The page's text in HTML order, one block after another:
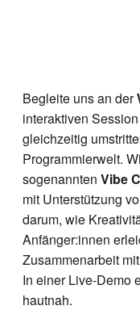
Begleite uns an der
interaktiven
gleichzeitig
Programmierwelt.
sogenannten Vibe
mit Unterstützung
darum, wie
Anfänger:innen
Zusammenarbeit
In einer Live-Demo
hautnah.